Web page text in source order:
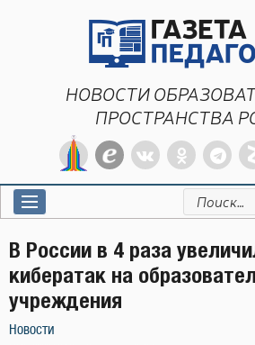
НОВОСТИ
ПРОСТРАНСТВА
Искать:
В России в 4 раза
кибератак на
учреждения
Новости